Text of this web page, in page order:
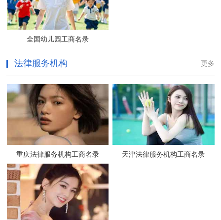
全国幼儿园工商名录
更多
法律服务机构
重庆法律服务机构工商名录 天津法律服务机构工商名录